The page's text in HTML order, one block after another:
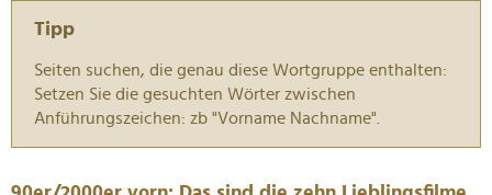
Tipp
Seiten suchen, die genau diese Wortgruppe enthalten:
Setzen Sie die gesuchten Wörter zwischen
Anführungszeichen: zb "Vorname Nachname".